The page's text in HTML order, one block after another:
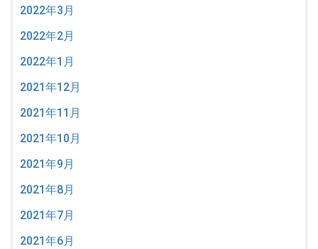
2022年3月
2022年2月
2022年1月
2021年12月
2021年11月
2021年10月
2021年9月
2021年8月
2021年7月
2021年6月